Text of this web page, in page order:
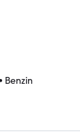
Benzin